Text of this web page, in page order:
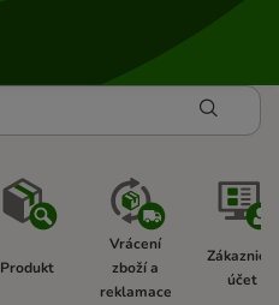
Produkt
Vrácení
zboží a
reklamace
účet